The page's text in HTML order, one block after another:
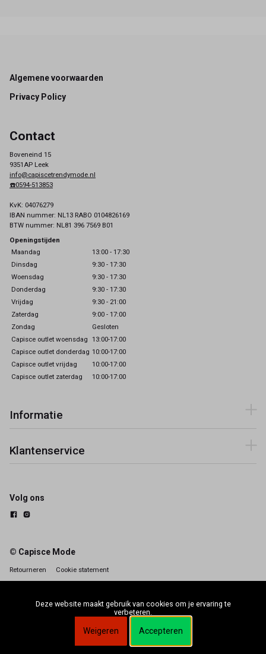
Footer
Algemene voorwaarden
Privacy Policy
Contact
Boveneind 15
9351AP Leek
info@capiscetrendymode.nl
☎️0594-513853
KvK: 04076279
IBAN nummer: NL13 RABO 0104826169
BTW nummer: NL81 396 7569 B01
Openingstijden
Maandag
13:00 - 17:30
Dinsdag
9:30 - 17:30
Woensdag
9:30 - 17:30
Donderdag
9:30 - 17:30
Vrijdag
9:30 - 21:00
Zaterdag
9:00 - 17:00
Zondag
Gesloten
Capisce outlet woensdag 13:00-17:00
Capisce outlet donderdag 10:00-17:00
Capisce outlet vrijdag
10:00-17:00
Capisce outlet zaterdag
10:00-17:00
Informatie
Klantenservice
Volg ons
© Capisce Mode
Retourneren Cookie statement
Deze website maakt gebruik van cookies om je ervaring te
verbeteren.
Weigeren Accepteren